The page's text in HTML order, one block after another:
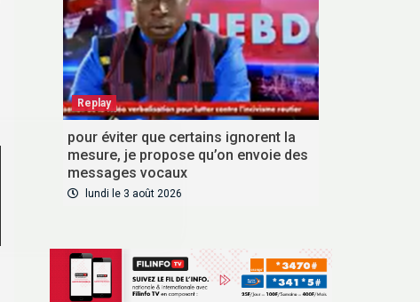
Replay
pour éviter que certains ignorent la
mesure, je propose qu’on envoie des
messages vocaux
lundi le 3 août 2026
VOUS ABONNER